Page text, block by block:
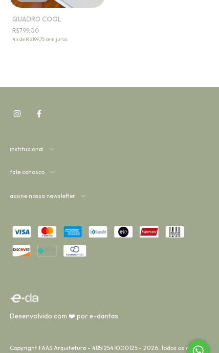
QUADRO COOL
R$799,00
4xde R$199,75 sem juros
institucional
fale conosco
assine nossa newsletter
Desenvolvido com ❤️ por e-dantas
Copyright FAAS Arquitetura - 48512541000125 - 2026. Todos os direitos